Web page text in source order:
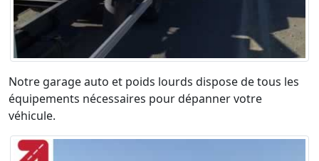
Notre garage auto et poids lourds dispose de tous les
équipements nécessaires pour dépanner votre
véhicule.